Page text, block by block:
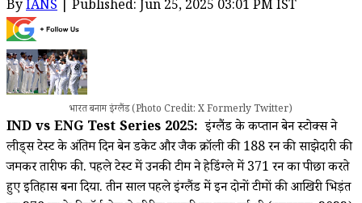
ByIANS | Published: Jun 25, 2025 03:01 PM IST
भारत बनाम इंग्लैंड (Photo Credit: X Formerly Twitter)
IND vs ENG Test Series 2025: इंग्लैंड के कप्तान बेन स्टोक्स ने
लीड्स टेस्ट के अंतिम दिन बेन डकेट और जैक क्रॉली की 188 रन की साझेदारी की
जमकर तारीफ की. पहले टेस्ट में उनकी टीम ने हेडिंग्ले में 371 रन का पीछा करते
हुए इतिहास बना दिया. तीन साल पहले इंग्लैंड में इन दोनों टीमों की आखिरी भिड़ंत